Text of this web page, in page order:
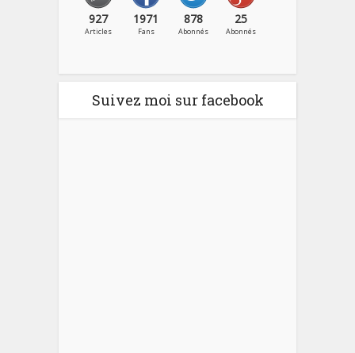
927
Articles
1971
Fans
878
Abonnés
25
Abonnés
Suivez moi sur facebook